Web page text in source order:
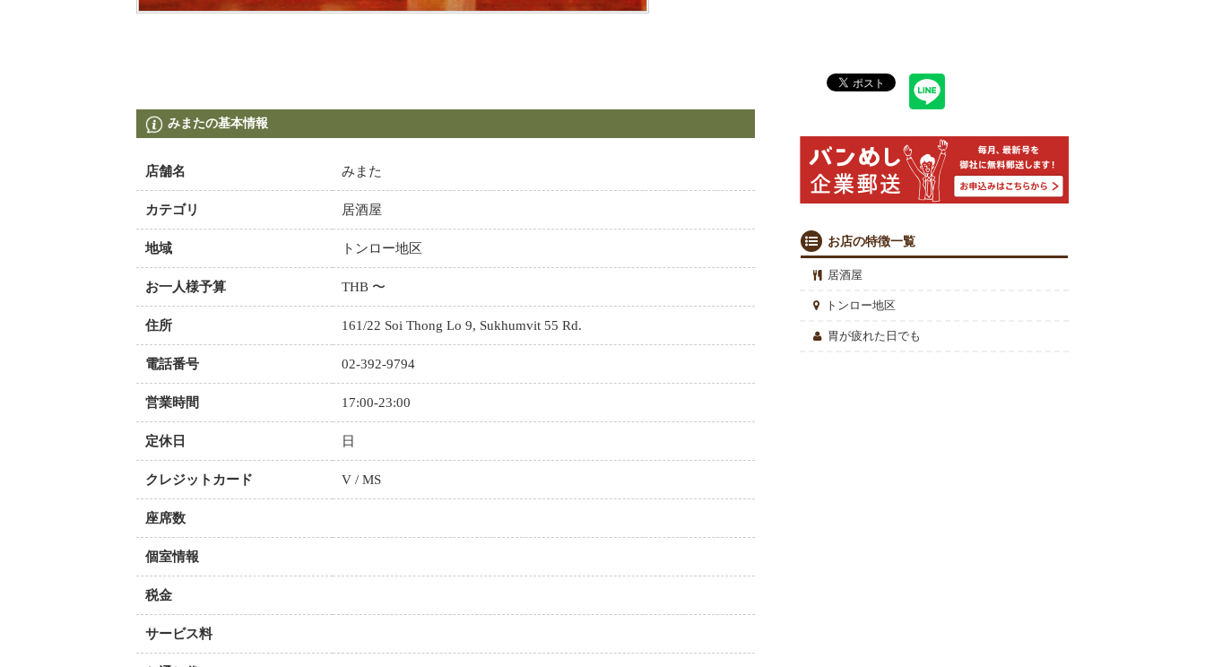
お店の特徴一覧
居酒屋
トンロー地区
胃が疲れた日でも
みまたの基本情報
店舗名 みまた
カテゴリ 居酒屋
地域 トンロー地区
お一人様予算 THB 〜
住所 161/22 Soi Thong Lo 9, Sukhumvit 55 Rd.
電話番号 02-392-9794
営業時間 17:00-23:00
定休日 日
クレジットカード V / MS
座席数
個室情報
税金
サービス料